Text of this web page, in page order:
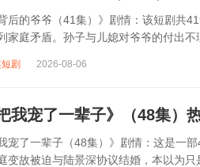
背后的爷爷（41集）》剧情：该短剧共
家庭矛盾。孙子与儿媳对爷爷的付出
剧 2026-08-06
我宠了一辈子》（48集）
我宠了一辈子（48集）》剧情：这是一
变故被迫与陆景深协议结婚，本以为